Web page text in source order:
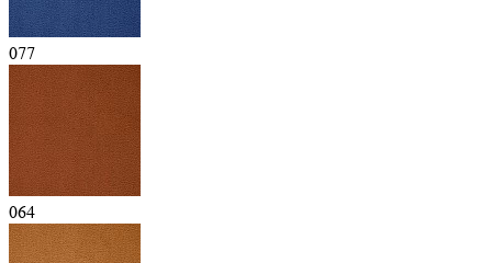
077
064